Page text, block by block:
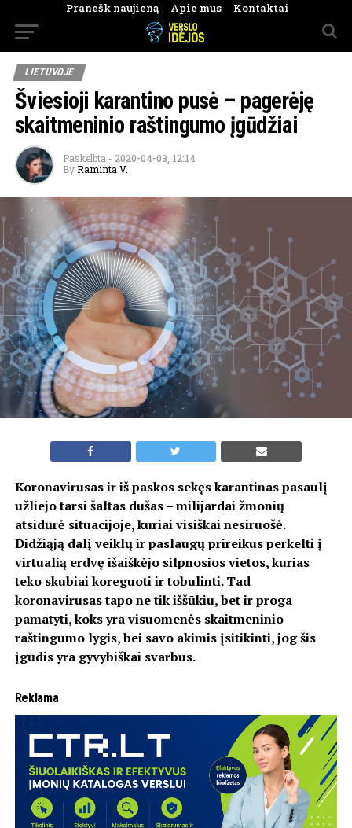
Pranešk naujieną Apie mus Kontaktai
LIETUVOJE
Šviesioji karantino pusė – pagerėję
skaitmeninio raštingumo įgūdžiai
Paskelbta - 2020-04-03, 12:14
By Raminta V.
Koronavirusas ir iš paskos sekęs karantinas pasaulį
užliejo tarsi šaltas dušas – milijardai žmonių
atsidūrė situacijoje, kuriai visiškai nesiruošė.
Didžiąją dalį veiklų ir paslaugų prireikus perkelti į
virtualią erdvę išaiškėjo silpnosios vietos, kurias
teko skubiai koreguoti ir tobulinti. Tad
koronavirusas tapo ne tik iššūkiu, bet ir proga
pamatyti, koks yra visuomenės skaitmeninio
raštingumo lygis, bei savo akimis įsitikinti, jog šis
įgūdis yra gyvybiškai svarbus.
Reklama